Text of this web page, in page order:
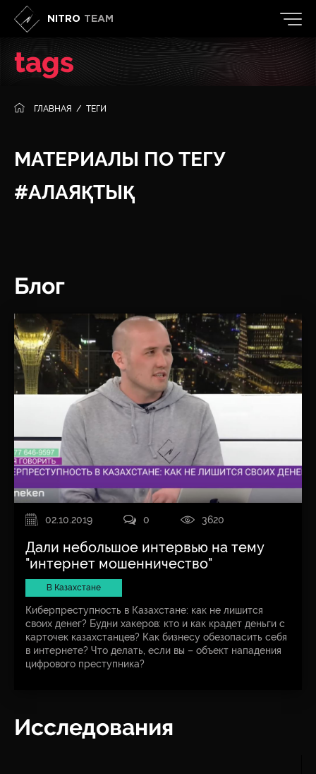
NITRO TEAM
ГЛАВНАЯ / ТЕГИ
tags
МАТЕРИАЛЫ ПО ТЕГУ
#АЛАЯҚТЫҚ
Блог
02.10.2019 0 3620
Дали небольшое интервью на тему
"интернет мошенничество"
В Казахстане
Киберпреступность в Казахстане: как не лишится
своих денег? Будни хакеров: кто и как крадет деньги с
карточек казахстанцев? Как бизнесу обезопасить себя
в интернете? Что делать, если вы – объект нападения
цифрового преступника?
Исследования